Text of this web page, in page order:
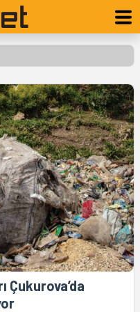
Çukurova’da